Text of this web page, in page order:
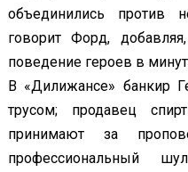
объединились против
говорит Форд,
поведение героев в
В «Дилижансе» банкир
трусом; продавец
принимают за
профессиональный